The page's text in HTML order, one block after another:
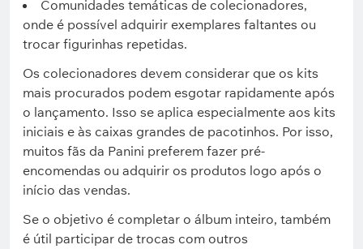
Сomunidades temáticas de colecionadores,
onde é possível adquirir exemplares faltantes ou
trocar figurinhas repetidas.
Os colecionadores devem considerar que os kits
mais procurados podem esgotar rapidamente após
o lançamento. Isso se aplica especialmente aos kits
iniciais e às caixas grandes de pacotinhos. Por isso,
muitos fãs da Panini preferem fazer pré-
encomendas ou adquirir os produtos logo após o
início das vendas.
Se o objetivo é completar o álbum inteiro, também
é útil participar de trocas com outros